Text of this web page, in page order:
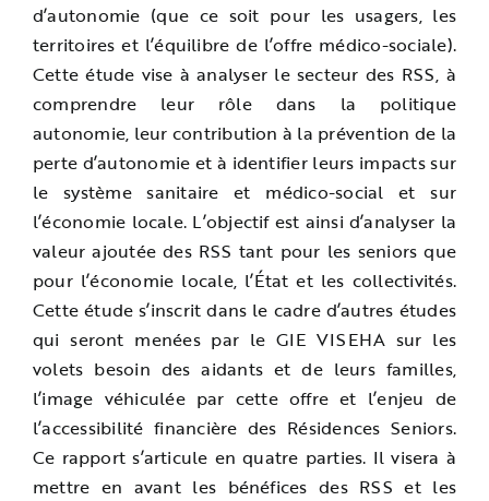
d’autonomie (que ce soit pour les usagers, les
territoires et l’équilibre de l’offre médico-sociale).
Cette étude vise à analyser le secteur des RSS, à
comprendre leur rôle dans la politique
autonomie, leur contribution à la prévention de la
perte d’autonomie et à identifier leurs impacts sur
le système sanitaire et médico-social et sur
l’économie locale. L’objectif est ainsi d’analyser la
valeur ajoutée des RSS tant pour les seniors que
pour l’économie locale, l’État et les collectivités.
Cette étude s’inscrit dans le cadre d’autres études
qui seront menées par le GIE VISEHA sur les
volets besoin des aidants et de leurs familles,
l’image véhiculée par cette offre et l’enjeu de
l’accessibilité financière des Résidences Seniors.
Ce rapport s’articule en quatre parties. Il visera à
mettre en avant les bénéfices des RSS et les